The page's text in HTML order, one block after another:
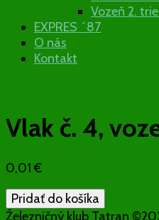
Vozeň 2.
EXPRES ´87
O nás
Kontakt
Vlak č. 4,
0,01€
množstvo
Vlak
Pridať do košíka
Železničný klub Tatran